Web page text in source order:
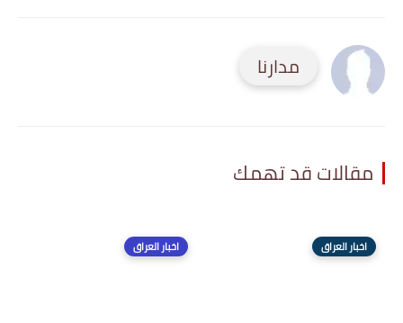
مدارنا
مقالات قد تهمك
اخبار العراق اخبار العراق